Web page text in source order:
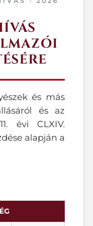
és más
és az
évi CLXIV.
alapján a